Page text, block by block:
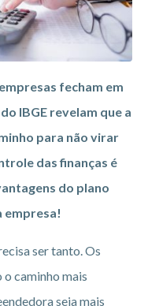
fecham em
IBGE revelam que a
para não virar
das finanças é
do plano
empresa!
ser tanto. Os
caminho mais
seja mais